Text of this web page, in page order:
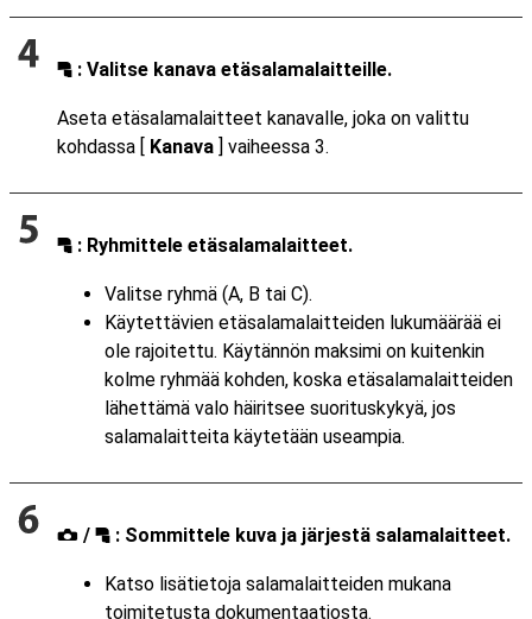
f : Valitse kanava etäsalamalaitteille.
Aseta etäsalamalaitteet kanavalle, joka on valittu
kohdassa [ Kanava ] vaiheessa 3.
f : Ryhmittele etäsalamalaitteet.
Valitse ryhmä (A, B tai C).
Käytettävien etäsalamalaitteiden lukumäärää ei
ole rajoitettu. Käytännön maksimi on kuitenkin
kolme ryhmää kohden, koska etäsalamalaitteiden
lähettämä valo häiritsee suorituskykyä, jos
salamalaitteita käytetään useampia.
C / f : Sommittele kuva ja järjestä salamalaitteet.
Katso lisätietoja salamalaitteiden mukana
toimitetusta dokumentaatiosta.